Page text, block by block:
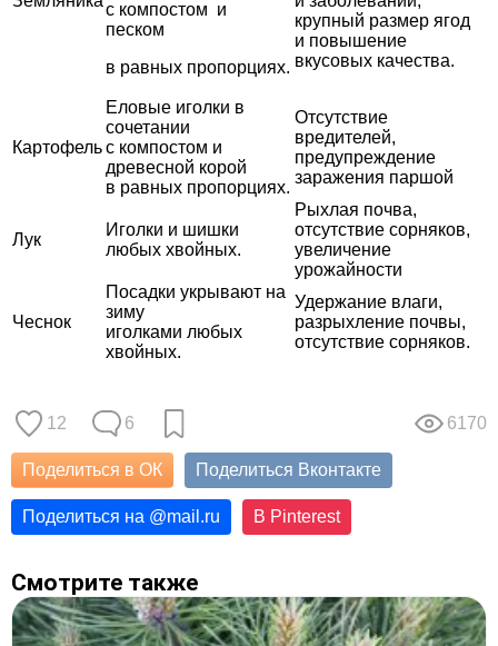
с компостом и
песком
в равных пропорциях.
крупный размер ягод
и повышение
вкусовых качества.
Картофель
Еловые иголки в
сочетании
с компостом и
древесной корой
в равных пропорциях.
Отсутствие
вредителей,
предупреждение
заражения паршой
Лук
Иголки и шишки
любых хвойных.
Рыхлая почва,
отсутствие сорняков,
увеличение
урожайности
Чеснок
Посадки укрывают на
зиму
иголками любых
хвойных.
Удержание влаги,
разрыхление почвы,
отсутствие сорняков.
12 6 6170
Поделиться в ОК Поделиться Вконтакте
Поделиться на @mail.ru В Pinterest
Смотрите также